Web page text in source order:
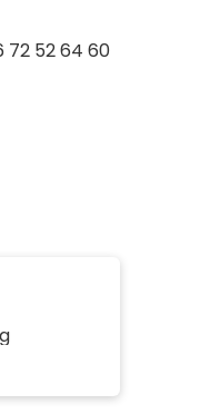
52 64 60